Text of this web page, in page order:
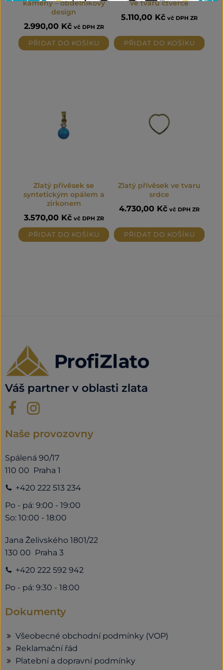
kameny – obdélníkový
design
2.990,00 Kč vč DPH ZR
PŘIDAT DO KOŠÍKU
ve tvaru čtverce
5.110,00 Kč vč DPH ZR
PŘIDAT DO KOŠÍKU
Zlatý přívěsek se
syntetickým opálem a
zirkonem
3.570,00 Kč vč DPH ZR
PŘIDAT DO KOŠÍKU
Zlatý přívěsek ve tvaru
srdce
4.730,00 Kč vč DPH ZR
PŘIDAT DO KOŠÍKU
Váš partner v oblasti zlata
Naše provozovny
Spálená 90/17
110 00 Praha 1
+420 222 513 234
Po - pá: 9:00 - 19:00
So: 10:00 - 18:00
Jana Želivského 1801/22
130 00 Praha 3
+420 222 592 942
Po - pá: 9:30 - 18:00
Dokumenty
Všeobecné obchodní podmínky (VOP)
Reklamační řád
Platební a dopravní podmínky